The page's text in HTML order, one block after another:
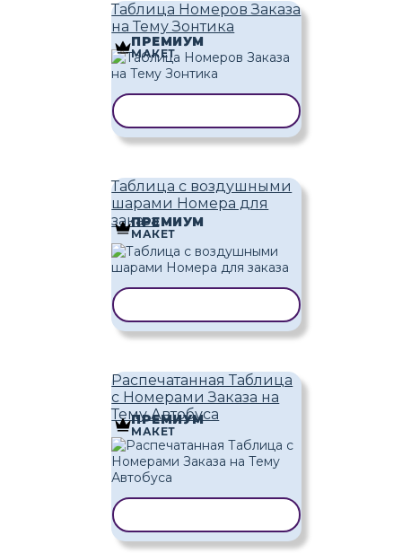
Таблица Номеров Заказа
на Тему Зонтика
ПРЕМИУМ
МАКЕТ
Таблица с воздушными
шарами Номера для
заказа
ПРЕМИУМ
МАКЕТ
Распечатанная Таблица
с Номерами Заказа на
Тему Автобуса
ПРЕМИУМ
МАКЕТ